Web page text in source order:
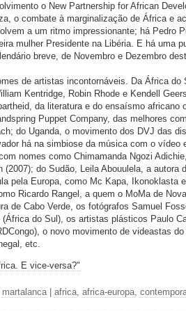
o New Partnership for African
o combate à marginalização de África e
a um ritmo impressionante; há Pedro
mulher Presidente na Libéria. E há uma
breve, de Novembro e Dezembro
de artistas incontornáveis. Da África do
Kentridge, Robin Rhode e Kendell
da literatura e do ensaísmo africano
Puppet Company, das melhores
do Uganda, o movimento dos DVJ das
há na simbiose da música com o vídeo
nomes como Chimamanda Ngozi
(2007); do Sudão, Leila Abouulela, a autora
pela Europa, como Mc Kapa, Ikonoklasta
Ricardo Rangel, a quem o MoMa de
de Cabo Verde, os fotógrafos Samuel
do Sul), os artistas plásticos Paulo
o novo movimento de videastas
etc.
E vice-versa?"
martalanca| africa, africa-europa,